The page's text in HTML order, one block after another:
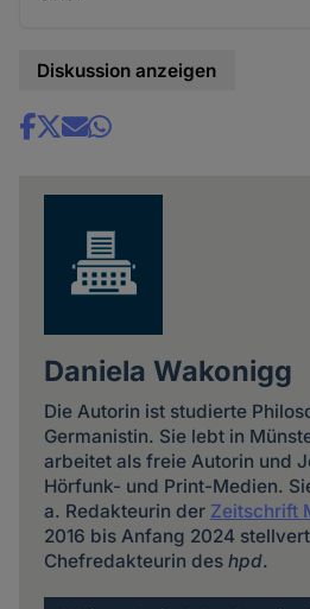
Diskussion anzeigen
Share
Daniela Wakonigg
Die Autorin ist studierte
Germanistin. Sie lebt in
arbeitet als freie Autorin und
Hörfunk- und Print-Medien.
a. Redakteurin der Zeitschrift
2016 bis Anfang 2024
Chefredakteurin des hpd.